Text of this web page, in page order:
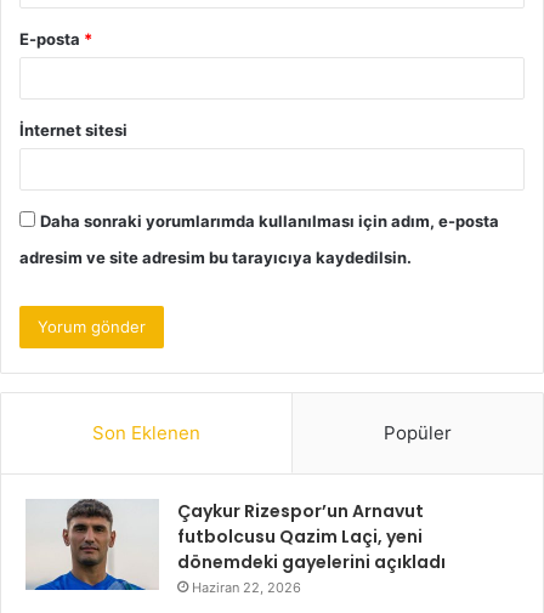
E-posta *
İnternet sitesi
Daha sonraki yorumlarımda kullanılması için adım, e-posta
adresim ve site adresim bu tarayıcıya kaydedilsin.
Son Eklenen Popüler
Çaykur Rizespor’un Arnavut
futbolcusu Qazim Laçi, yeni
dönemdeki gayelerini açıkladı
Haziran 22, 2026